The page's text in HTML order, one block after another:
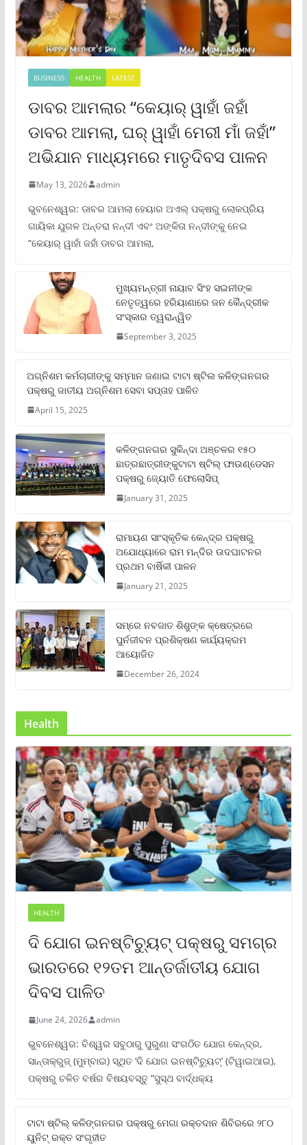
BUSINESS HEALTH LATEST
ଡାବର ଆମଲାର “କେୟାର୍ ୱାହାଁ ଜହାଁ
ଡାବର ଆମଲା, ଘର୍ ୱାହାଁ ମେରୀ ମାଁ ଜହାଁ”
ଅଭିଯାନ ମାଧ୍ୟମରେ ମାତୃଦିବସ ପାଳନ
May 13, 2026 admin
ଭୁବନେଶ୍ୱର: ଡାବର ଆମଲା ହେୟାର ଅଏଲ୍ ପକ୍ଷରୁ ଲୋକପ୍ରିୟ
ଗାୟିକା ଯୁଗଳ ଅନ୍ତରା ନନ୍ଦୀ ଏବଂ ଅଙ୍କିତା ନନ୍ଦୀଙ୍କୁ ନେଇ
“କେୟାର୍ ୱାହାଁ ଜହାଁ ଡାବର ଆମଲା,
ମୁଖ୍ୟମନ୍ତ୍ରୀ ନାୟାବ ସିଂହ ସଇନୀଙ୍କ
ନେତୃତ୍ୱରେ ହରିୟାଣାରେ ଜନ କୈନ୍ଦ୍ରୀକ
ସଂସ୍କାର ତ୍ୱରାନ୍ୱିତ
September 3, 2025
ଅଗ୍ନିଶମ କର୍ମଚାରୀଙ୍କୁ ସମ୍ମାନ ଜଣାଇ ଟାଟା ଷ୍ଟିଲ କଳିଙ୍ଗନଗର
ପକ୍ଷରୁ ଜାତୀୟ ଅଗ୍ନିଶମ ସେବା ସପ୍ତାହ ପାଳିତ
April 15, 2025
କଳିଙ୍ଗନଗର ସୁକିନ୍ଦା ଅଞ୍ଚଳର ୧୫୦
ଛାତ୍ରଛାତ୍ରୀଙ୍କୁଟାଟା ଷ୍ଟିଲ୍ ଫାଉଣ୍ଡେସନ
ପକ୍ଷରୁ ଜ୍ୟୋତି ଫେଲୋସିପ୍‌
January 31, 2025
ରାମାୟଣ ସାଂସ୍କୃତିକ କେନ୍ଦ୍ର ପକ୍ଷରୁ
ଅଯୋଧ୍ୟାରେ ରାମ ମନ୍ଦିର ଉଦଘାଟନର
ପ୍ରଥମ ବାର୍ଷିକୀ ପାଳନ
January 21, 2025
ସମ୍‌ରେ ନବଜାତ ଶିଶୁଙ୍କ କ୍ଷେତ୍ରରେ
ପୁର୍ନଜୀବନ ପ୍ରଶିକ୍ଷଣ କାର୍ଯ୍ୟକ୍ରମ
ଆୟୋଜିତ
December 26, 2024
Health
HEALTH
ଦି ଯୋଗ ଇନଷ୍ଟିଚ୍ୟୁଟ୍ ପକ୍ଷରୁ ସମଗ୍ର
ଭାରତରେ ୧୨ତମ ଆନ୍ତର୍ଜାତୀୟ ଯୋଗ
ଦିବସ ପାଳିତ
June 24, 2026 admin
ଭୁବନେଶ୍ୱର: ବିଶ୍ୱର ସବୁଠାରୁ ପୁରୁଣା ସଂଗଠିତ ଯୋଗ କେନ୍ଦ୍ର,
ସାନ୍ତାକ୍ରୁଜ୍ (ମୁମ୍ବାଇ) ସ୍ଥିତ ‘ଦି ଯୋଗ ଇନଷ୍ଟିଚ୍ୟୁଟ୍‌’ (ଟିୱାଇଆଇ),
ପକ୍ଷରୁ ଚଳିତ ବର୍ଷର ବିଷୟବସ୍ତୁ “ସୁସ୍ଥ ବାର୍ଦ୍ଧକ୍ୟ
ଟାଟା ଷ୍ଟିଲ୍‌ କଳିଙ୍ଗନଗର ପକ୍ଷରୁ ମେଗା ରକ୍ତଦାନ ଶିବିରରେ ୨୮୦
ୟୁନିଟ୍‌ ରକ୍ତ ସଂଗୃହୀତ